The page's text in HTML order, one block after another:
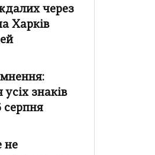
через
Харків
знаків
серпня
не